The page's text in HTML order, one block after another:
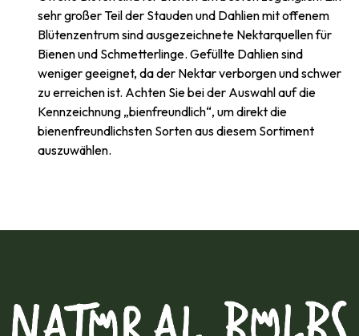
sehr großer Teil der Stauden und Dahlien mit offenem
Blütenzentrum sind ausgezeichnete Nektarquellen für
Bienen und Schmetterlinge. Gefüllte Dahlien sind
weniger geeignet, da der Nektar verborgen und schwer
zu erreichen ist. Achten Sie bei der Auswahl auf die
Kennzeichnung „bienfreundlich“, um direkt die
bienenfreundlichsten Sorten aus diesem Sortiment
auszuwählen.